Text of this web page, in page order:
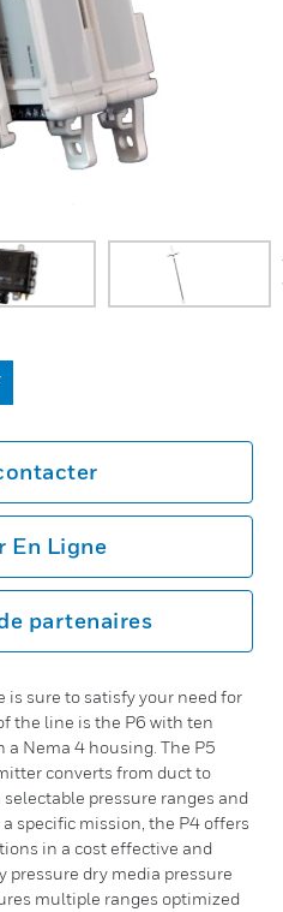
En Ligne
partenaires
is sure to satisfy your need for
the line is the P6 with ten
Nema 4 housing. The P5
converts from duct to
pressure ranges and
specific mission, the P4 offers
in a cost effective and
pressure dry media pressure
multiple ranges optimized